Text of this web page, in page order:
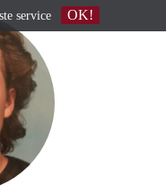
service OK!